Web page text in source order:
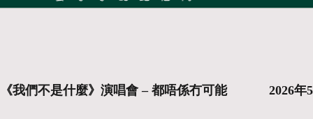
《我們不是什麼》演唱會 – 都唔係冇可能 2026